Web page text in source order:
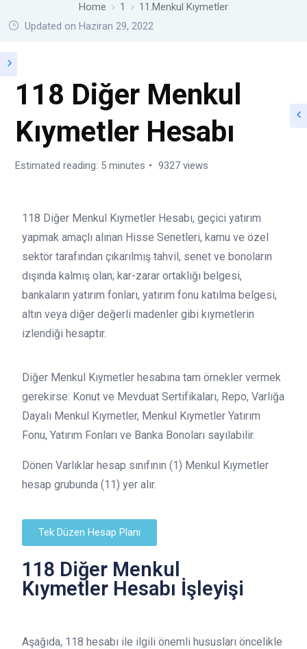
Home 1
11.Menkul Kıymetler
Updated on Haziran 29, 2022
118 Diğer Menkul
Kıymetler Hesabı
Estimated reading: 5 minutes 9327 views
118 Diğer Menkul Kıymetler Hesabı, geçici yatırım
yapmak amaçlı alınan Hisse Senetleri, kamu ve özel
sektör tarafından çıkarılmış tahvil, senet ve bonoların
dışında kalmış olan; kar-zarar ortaklığı belgesi,
bankaların yatırım fonları, yatırım fonu katılma belgesi,
altın veya diğer değerli madenler gibi kıymetlerin
izlendiği hesaptır.
Diğer Menkul Kıymetler hesabına tam örnekler vermek
gerekirse: Konut ve Mevduat Sertifikaları, Repo, Varlığa
Dayalı Menkul Kıymetler, Menkul Kıymetler Yatırım
Fonu, Yatırım Fonları ve Banka Bonoları sayılabilir.
Dönen Varlıklar hesap sınıfının (1) Menkul Kıymetler
hesap grubunda (11) yer alır.
Tek Düzen Hesap Planı
118 Diğer Menkul
Kıymetler Hesabı İşleyişi
Aşağıda, 118 hesabı ile ilgili önemli hususları öncelikle